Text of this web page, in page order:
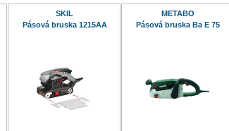
SKIL
Pásová bruska 1215AA
METABO
Pásová bruska Ba E 75